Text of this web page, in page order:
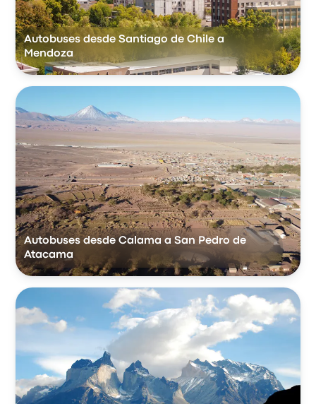
Autobuses desde Santiago de Chile a
Mendoza
Autobuses desde Calama a San Pedro de
Atacama